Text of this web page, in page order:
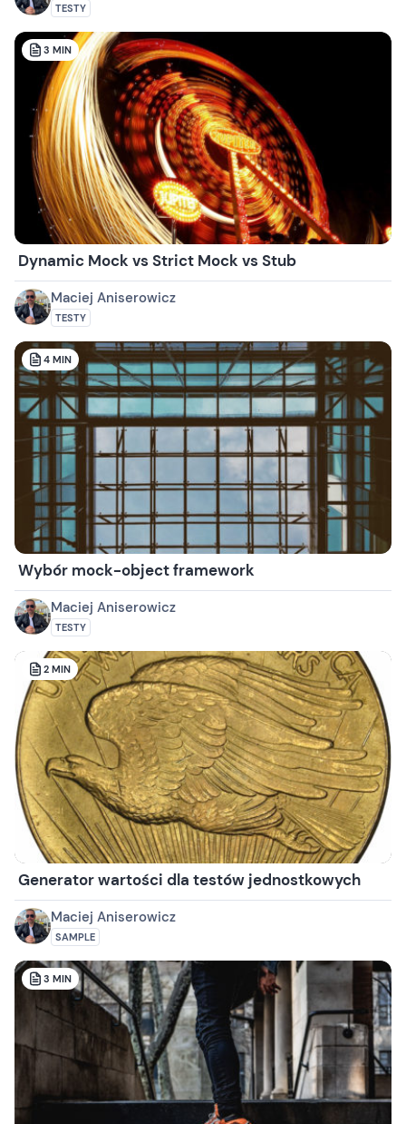
TESTY
3 MIN
Dynamic Mock vs Strict Mock vs Stub
Maciej Aniserowicz
TESTY
4 MIN
Wybór mock-object framework
Maciej Aniserowicz
TESTY
2 MIN
Generator wartości dla testów jednostkowych
Maciej Aniserowicz
SAMPLE
3 MIN